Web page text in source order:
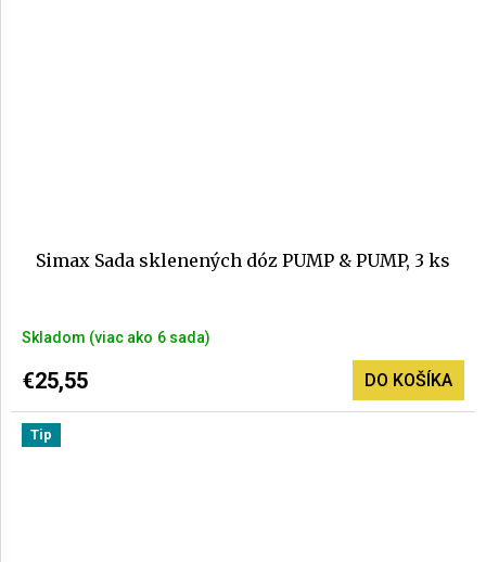
Simax Sada sklenených dóz PUMP & PUMP, 3 ks
hodnotenie
produktu
je
5,0
Skladom (>6 sada)
€25,55 DO KOŠÍKA
Tip